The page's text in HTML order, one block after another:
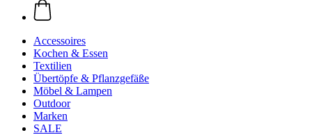
Accessoires
Kochen & Essen
Textilien
Übertöpfe & Pflanzgefäße
Möbel & Lampen
Outdoor
Marken
SALE